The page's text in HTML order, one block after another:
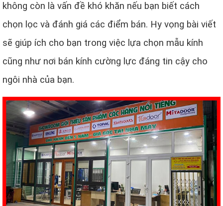
không còn là vấn đề khó khăn nếu bạn biết cách
chọn lọc và đánh giá các điểm bán. Hy vọng bài viết
sẽ giúp ích cho bạn trong việc lựa chọn mẫu kính
cũng như nơi bán kính cường lực đáng tin cậy cho
ngôi nhà của bạn.